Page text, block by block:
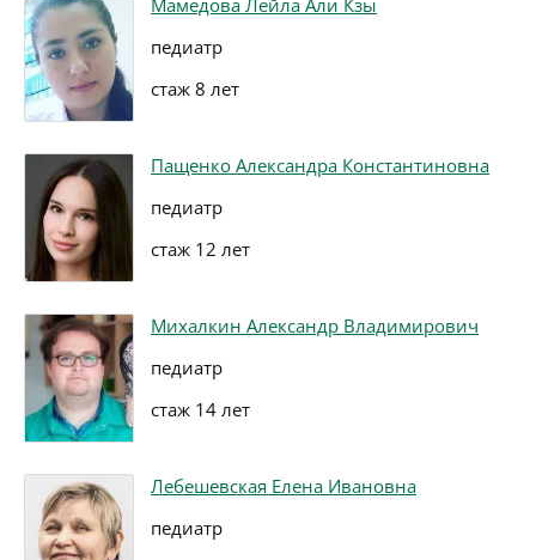
Мамедова Лейла Али Кзы
педиатр
стаж 8 лет
Пащенко Александра Константиновна
педиатр
стаж 12 лет
Михалкин Александр Владимирович
педиатр
стаж 14 лет
Лебешевская Елена Ивановна
педиатр